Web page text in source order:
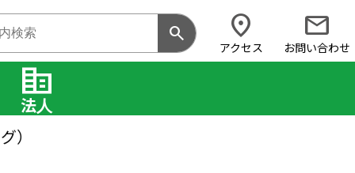
search location_on
アクセス
mail
お問い合わせ
corporate_fare
法人
）